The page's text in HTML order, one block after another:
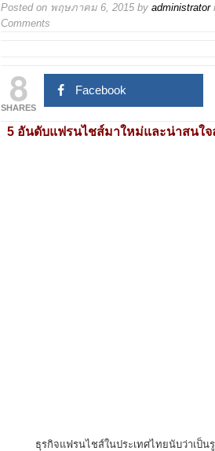
Posted on พฤษภาคม 6, 2015 by administrator
Comments
8
SHARES
Facebook
5 อันดับแฟรนไชส์มาใหม่และน่าสนใจ
ธุรกิจแฟรนไชส์ในประเทศไทยนับว่าเป็นรู